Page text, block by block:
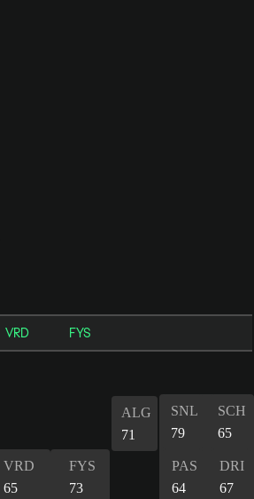
VRD FYS
VRD
65
FYS
73
ALG
71
SNL
79
SCH
65
PAS
64
DRI
67